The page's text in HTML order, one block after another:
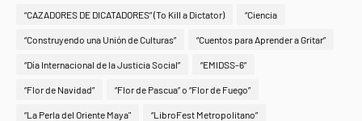
“CAZADORES DE DICATADORES” (To Kill a Dictator) “Ciencia
“Construyendo una Unión de Culturas” “Cuentos para Aprender a Gritar”
“Día Internacional de la Justicia Social” “EMIDSS-6”
“Flor de Navidad” “Flor de Pascua” o “Flor de Fuego”
“La Perla del Oriente Maya" “LibroFest Metropolitano”